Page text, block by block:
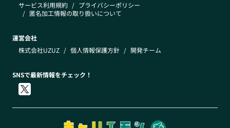
サービス利用規約 / プライバシーポリシー
/ 匿名加工情報の取り扱いについて
運営会社
株式会社UZUZ / 個人情報保護方針 / 開発チーム
SNSで最新情報をチェック！